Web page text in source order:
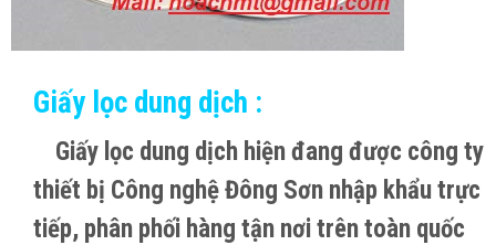
Giấy lọc dung dịch :
Giấy lọc dung dịch hiện đang được công ty
thiết bị Công nghệ Đông Sơn nhập khẩu trực
tiếp, phân phối hàng tận nơi trên toàn quốc